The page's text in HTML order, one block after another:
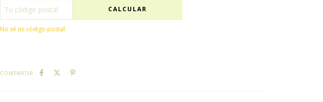
CALCULAR
No sé mi código postal
COMPARTIR